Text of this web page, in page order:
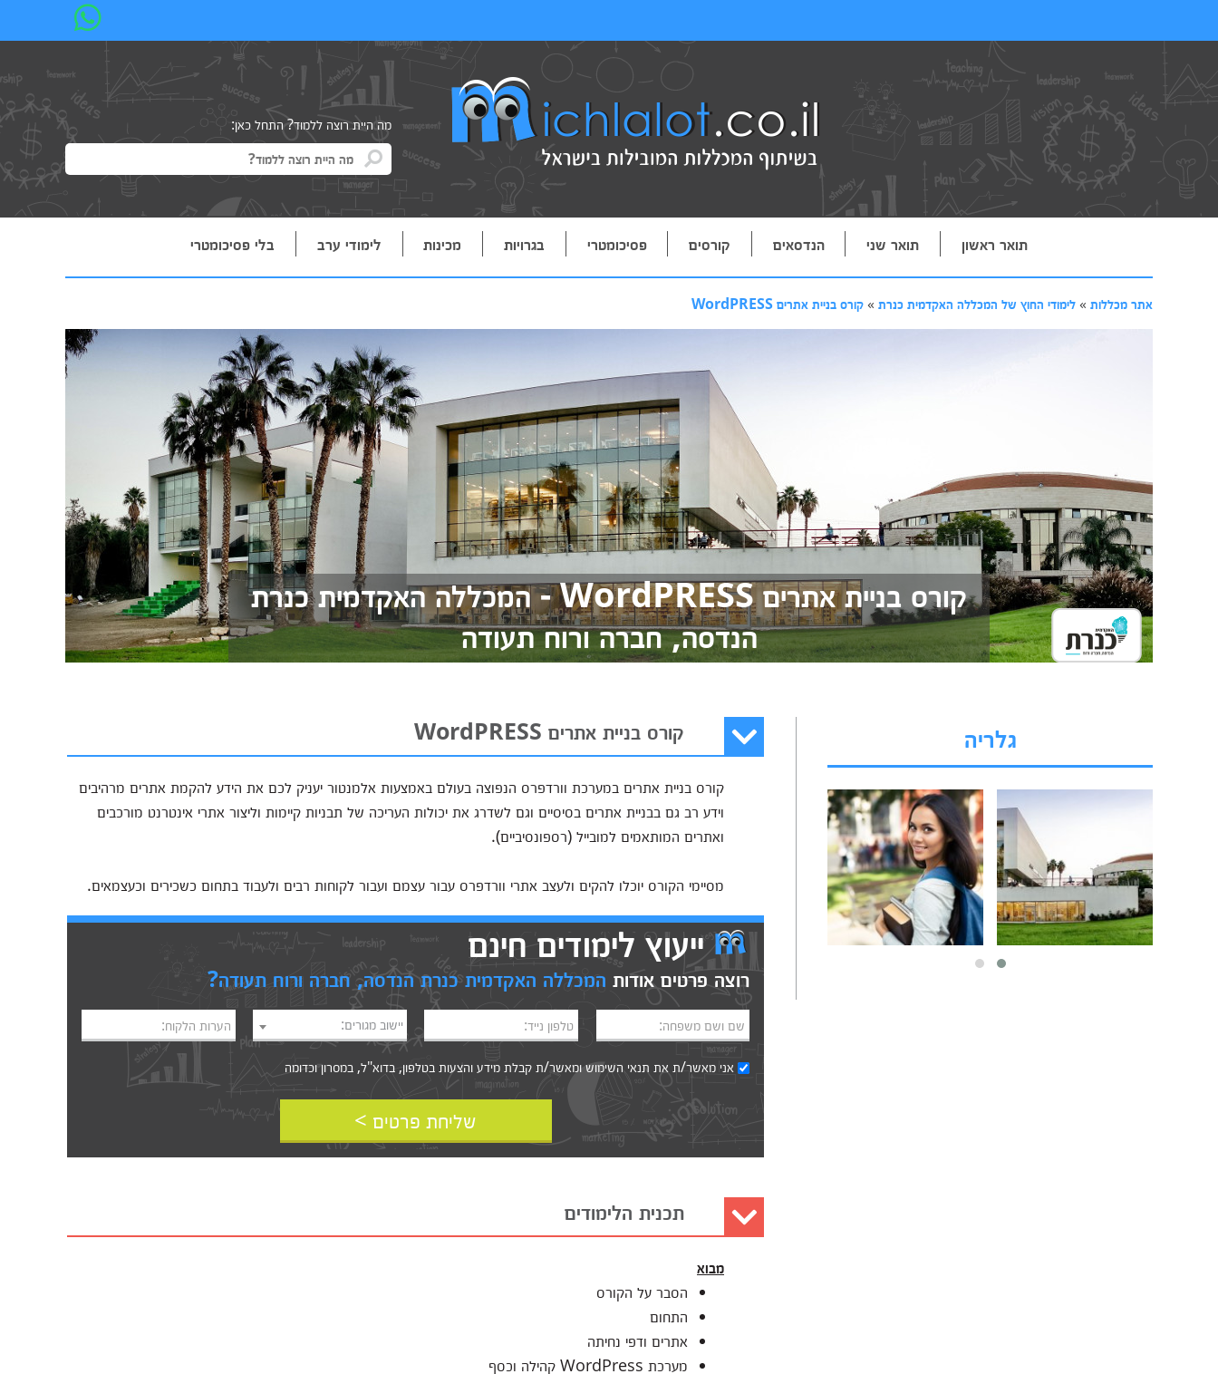
מה היית רוצה ללמוד? התחל כאן:
תואר ראשון תואר שני הנדסאים קורסים פסיכומטרי בגרויות מכינות לימודי ערב בלי פסיכומטרי
אתר מכללות » לימודי החוץ של המכללה האקדמית כנרת » קורס בניית אתרים WordPRESS
קורס בניית אתרים WordPRESS - המכללה האקדמית כנרת
הנדסה, חברה ורוח תעודה
גלריה קורס בניית אתרים WordPRESS
קורס בניית אתרים במערכת וורדפרס הנפוצה בעולם באמצעות אלמנטור יעניק לכם את הידע להקמת אתרים מרהיבים
וידע רב גם בבניית אתרים בסיסיים וגם לשדרג את יכולות העריכה של תבניות קיימות וליצור אתרי אינטרנט מורכבים
ואתרים המותאמים למובייל (רספונסיביים).
מסיימי הקורס יוכלו להקים ולעצב אתרי וורדפרס עבור עצמם ועבור לקוחות רבים ולעבוד בתחום כשכירים וכעצמאים.
ייעוץ לימודים חינם
רוצה פרטים אודות המכללה האקדמית כנרת הנדסה, חברה ורוח תעודה?
שם ושם משפחה: טלפון נייד: יישוב מגורים: הערות הלקוח:
אני מאשר/ת את תנאי השימושומאשר/ת קבלת מידע והצעות בטלפון, בדוא"ל, במסרון וכדומה‎‎
שליחת פרטים >
תכנית הלימודים
מבוא
הסבר על הקורס
התחום
אתרים ודפי נחיתה
מערכת WordPress קהילה וכסף